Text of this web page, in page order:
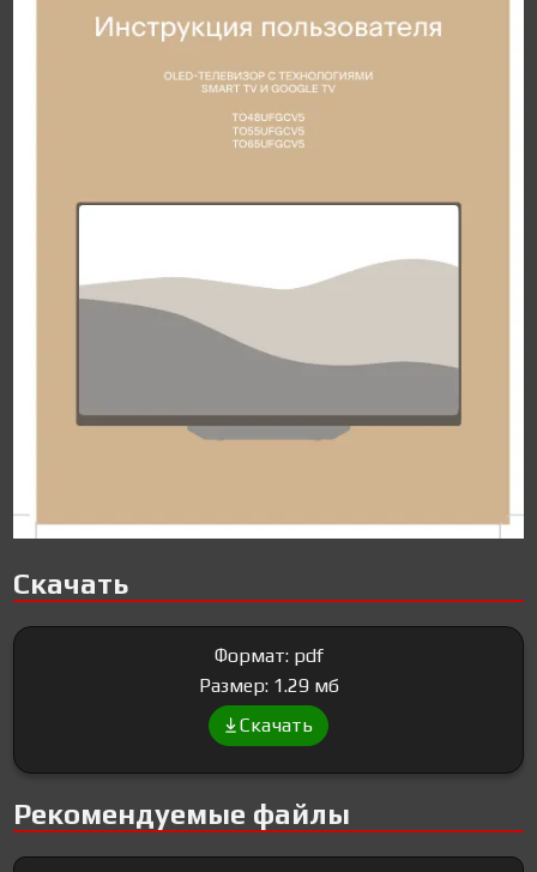
Скачать
Формат: pdf
Размер: 1.29 мб
Скачать
Рекомендуемые файлы